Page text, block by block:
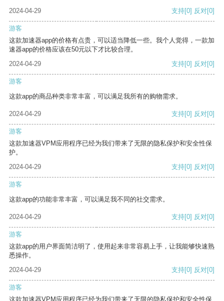
2024-04-29
支持[0] 反对[0]
游客
这款加速器app的价格有点贵，可以适当降低一些。我个人觉得，一款加
速器app的价格应该在50元以下才比较合理。
2024-04-29
支持[0] 反对[0]
游客
这款app的商品种类非常丰富，可以满足我所有的购物需求。
2024-04-29 支持[0] 反对[0]
游客
这款加速器VPM应用程序已经为我们带来了无限的隐私保护和安全性保
护。
2024-04-29
支持[0] 反对[0]
游客
这款app的功能非常丰富，可以满足我不同的社交需求。
2024-04-29 支持[0] 反对[0]
游客
这款app的用户界面简洁明了，使用起来非常容易上手，让我能够快速熟
悉操作。
2024-04-29
支持[0] 反对[0]
游客
这款加速器VPM应用程序已经为我们带来了无限的隐私保护和安全性保